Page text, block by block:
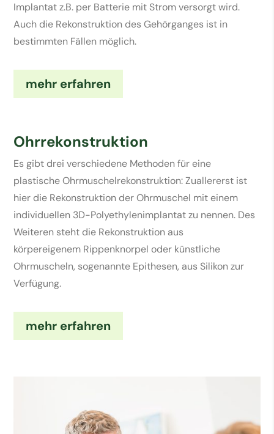
Implantat z.B. per Batterie mit Strom versorgt wird.
Auch die Rekonstruktion des Gehörganges ist in
bestimmten Fällen möglich.
mehr erfahren
Ohrrekonstruktion
Es gibt drei verschiedene Methoden für eine
plastische Ohrmuschelrekonstruktion: Zuallererst ist
hier die Rekonstruktion der Ohrmuschel mit einem
individuellen 3D-Polyethylenimplantat zu nennen. Des
Weiteren steht die Rekonstruktion aus
körpereigenem Rippenknorpel oder künstliche
Ohrmuscheln, sogenannte Epithesen, aus Silikon zur
Verfügung.
mehr erfahren